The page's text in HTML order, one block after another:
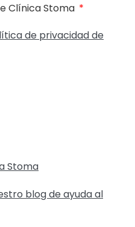
Clínica Stoma
de privacidad de
Stoma
blog de ayuda al